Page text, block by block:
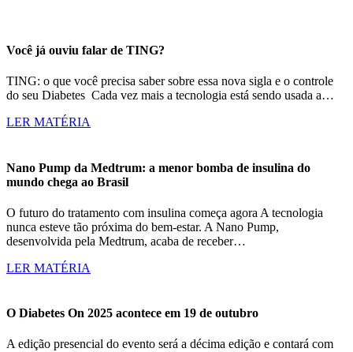
Você já ouviu falar de TING?
TING: o que você precisa saber sobre essa nova sigla e o controle
do seu Diabetes Cada vez mais a tecnologia está sendo usada a…
LER MATÉRIA
Nano Pump da Medtrum: a menor bomba de insulina do
mundo chega ao Brasil
O futuro do tratamento com insulina começa agora A tecnologia
nunca esteve tão próxima do bem-estar. A Nano Pump,
desenvolvida pela Medtrum, acaba de receber…
LER MATÉRIA
O Diabetes On 2025 acontece em 19 de outubro
A edição presencial do evento será a décima edição e contará com